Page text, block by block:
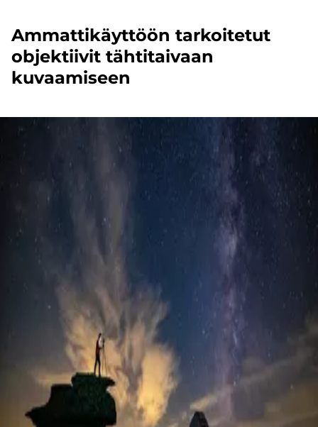
Ammattikäyttöön tarkoitetut
objektiivit tähtitaivaan
kuvaamiseen